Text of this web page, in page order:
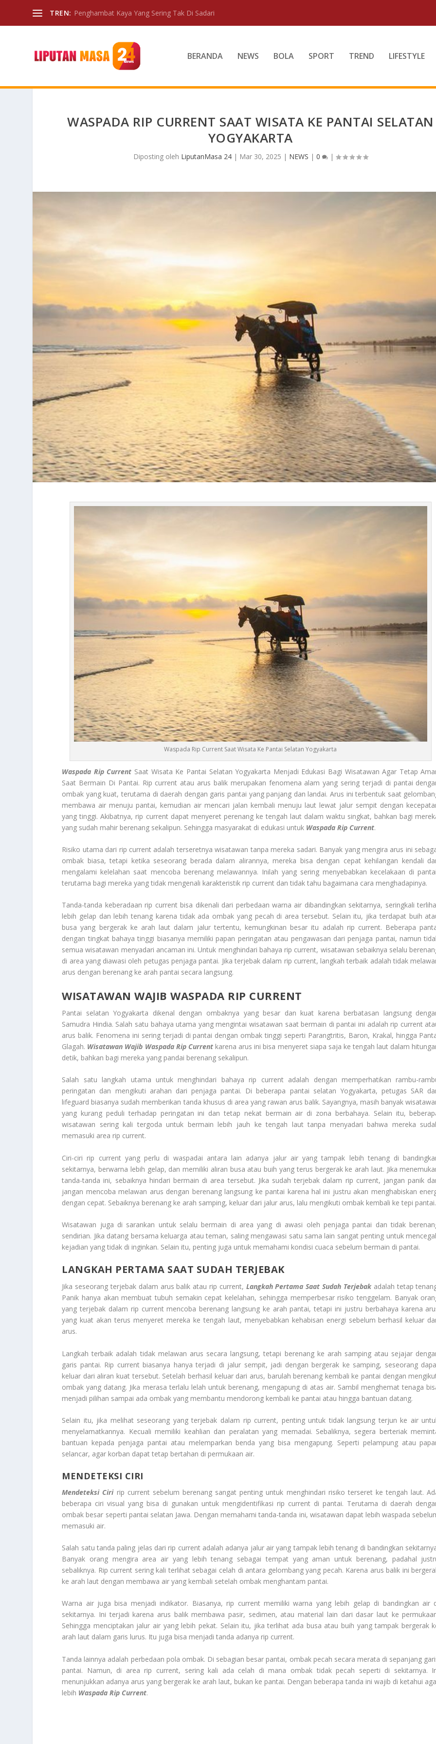
TREN: Penghambat Kaya Yang Sering Tak Di Sadari
BERANDA NEWS BOLA SPORT TREND LIFESTYLE
WASPADA RIP CURRENT SAAT WISATA KE PANTAI SELATAN
YOGYAKARTA
Diposting oleh LiputanMasa 24| Mar 30, 2025 | NEWS | 0 |
Waspada Rip Current Saat Wisata Ke Pantai Selatan Yogyakarta
Waspada Rip Current Saat Wisata Ke Pantai Selatan Yogyakarta Menjadi Edukasi Bagi Wisatawan Agar Tetap
Saat Bermain Di Pantai. Rip current atau arus balik merupakan fenomena alam yang sering terjadi di pantai
ombak yang kuat, terutama di daerah dengan garis pantai yang panjang dan landai. Arus ini terbentuk saat
membawa air menuju pantai, kemudian air mencari jalan kembali menuju laut lewat jalur sempit dengan
yang tinggi. Akibatnya, rip current dapat menyeret perenang ke tengah laut dalam waktu singkat, bahkan bagi
yang sudah mahir berenang sekalipun. Sehingga masyarakat di edukasi untuk Waspada Rip Current.
Risiko utama dari rip current adalah terseretnya wisatawan tanpa mereka sadari. Banyak yang mengira arus ini
ombak biasa, tetapi ketika seseorang berada dalam alirannya, mereka bisa dengan cepat kehilangan kendali
mengalami kelelahan saat mencoba berenang melawannya. Inilah yang sering menyebabkan kecelakaan di
terutama bagi mereka yang tidak mengenali karakteristik rip current dan tidak tahu bagaimana cara menghadapinya.
Tanda-tanda keberadaan rip current bisa dikenali dari perbedaan warna air dibandingkan sekitarnya, seringkali
lebih gelap dan lebih tenang karena tidak ada ombak yang pecah di area tersebut. Selain itu, jika terdapat buih
busa yang bergerak ke arah laut dalam jalur tertentu, kemungkinan besar itu adalah rip current. Beberapa
dengan tingkat bahaya tinggi biasanya memiliki papan peringatan atau pengawasan dari penjaga pantai, namun
semua wisatawan menyadari ancaman ini. Untuk menghindari bahaya rip current, wisatawan sebaiknya selalu
di area yang diawasi oleh petugas penjaga pantai. Jika terjebak dalam rip current, langkah terbaik adalah tidak
arus dengan berenang ke arah pantai secara langsung.
WISATAWAN WAJIB WASPADA RIP CURRENT
Pantai selatan Yogyakarta dikenal dengan ombaknya yang besar dan kuat karena berbatasan langsung
Samudra Hindia. Salah satu bahaya utama yang mengintai wisatawan saat bermain di pantai ini adalah rip current
arus balik. Fenomena ini sering terjadi di pantai dengan ombak tinggi seperti Parangtritis, Baron, Krakal, hingga
Glagah. Wisatawan Wajib Waspada Rip Currentkarena arus ini bisa menyeret siapa saja ke tengah laut dalam
detik, bahkan bagi mereka yang pandai berenang sekalipun.
Salah satu langkah utama untuk menghindari bahaya rip current adalah dengan memperhatikan rambu-
peringatan dan mengikuti arahan dari penjaga pantai. Di beberapa pantai selatan Yogyakarta, petugas SAR
lifeguard biasanya sudah memberikan tanda khusus di area yang rawan arus balik. Sayangnya, masih banyak
yang kurang peduli terhadap peringatan ini dan tetap nekat bermain air di zona berbahaya. Selain itu,
wisatawan sering kali tergoda untuk bermain lebih jauh ke tengah laut tanpa menyadari bahwa mereka
memasuki area rip current.
Ciri-ciri rip current yang perlu di waspadai antara lain adanya jalur air yang tampak lebih tenang di
sekitarnya, berwarna lebih gelap, dan memiliki aliran busa atau buih yang terus bergerak ke arah laut. Jika
tanda-tanda ini, sebaiknya hindari bermain di area tersebut. Jika sudah terjebak dalam rip current, jangan panik
jangan mencoba melawan arus dengan berenang langsung ke pantai karena hal ini justru akan menghabiskan
dengan cepat. Sebaiknya berenang ke arah samping, keluar dari jalur arus, lalu mengikuti ombak kembali ke tepi pantai.
Wisatawan juga di sarankan untuk selalu bermain di area yang di awasi oleh penjaga pantai dan tidak
sendirian. Jika datang bersama keluarga atau teman, saling mengawasi satu sama lain sangat penting untuk
kejadian yang tidak di inginkan. Selain itu, penting juga untuk memahami kondisi cuaca sebelum bermain di pantai.
LANGKAH PERTAMA SAAT SUDAH TERJEBAK
Jika seseorang terjebak dalam arus balik atau rip current, Langkah Pertama Saat Sudah Terjebakadalah tetap
Panik hanya akan membuat tubuh semakin cepat kelelahan, sehingga memperbesar risiko tenggelam. Banyak
yang terjebak dalam rip current mencoba berenang langsung ke arah pantai, tetapi ini justru berbahaya karena
yang kuat akan terus menyeret mereka ke tengah laut, menyebabkan kehabisan energi sebelum berhasil keluar
arus.
Langkah terbaik adalah tidak melawan arus secara langsung, tetapi berenang ke arah samping atau sejajar
garis pantai. Rip current biasanya hanya terjadi di jalur sempit, jadi dengan bergerak ke samping, seseorang
keluar dari aliran kuat tersebut. Setelah berhasil keluar dari arus, barulah berenang kembali ke pantai dengan
ombak yang datang. Jika merasa terlalu lelah untuk berenang, mengapung di atas air. Sambil menghemat tenaga
menjadi pilihan sampai ada ombak yang membantu mendorong kembali ke pantai atau hingga bantuan datang.
Selain itu, jika melihat seseorang yang terjebak dalam rip current, penting untuk tidak langsung terjun ke air
menyelamatkannya. Kecuali memiliki keahlian dan peralatan yang memadai. Sebaliknya, segera berteriak
bantuan kepada penjaga pantai atau melemparkan benda yang bisa mengapung. Seperti pelampung atau
selancar, agar korban dapat tetap bertahan di permukaan air.
MENDETEKSI CIRI
Mendeteksi Ciririp current sebelum berenang sangat penting untuk menghindari risiko terseret ke tengah laut.
beberapa ciri visual yang bisa di gunakan untuk mengidentifikasi rip current di pantai. Terutama di daerah
ombak besar seperti pantai selatan Jawa. Dengan memahami tanda-tanda ini, wisatawan dapat lebih waspada
memasuki air.
Salah satu tanda paling jelas dari rip current adalah adanya jalur air yang tampak lebih tenang di bandingkan
Banyak orang mengira area air yang lebih tenang sebagai tempat yang aman untuk berenang, padahal
sebaliknya. Rip current sering kali terlihat sebagai celah di antara gelombang yang pecah. Karena arus balik ini
ke arah laut dengan membawa air yang kembali setelah ombak menghantam pantai.
Warna air juga bisa menjadi indikator. Biasanya, rip current memiliki warna yang lebih gelap di bandingkan air
sekitarnya. Ini terjadi karena arus balik membawa pasir, sedimen, atau material lain dari dasar laut ke
Sehingga menciptakan jalur air yang lebih pekat. Selain itu, jika terlihat ada busa atau buih yang tampak bergerak
arah laut dalam garis lurus. Itu juga bisa menjadi tanda adanya rip current.
Tanda lainnya adalah perbedaan pola ombak. Di sebagian besar pantai, ombak pecah secara merata di sepanjang
pantai. Namun, di area rip current, sering kali ada celah di mana ombak tidak pecah seperti di sekitarnya.
menunjukkan adanya arus yang bergerak ke arah laut, bukan ke pantai. Dengan beberapa tanda ini wajib di ketahui
lebih Waspada Rip Current.